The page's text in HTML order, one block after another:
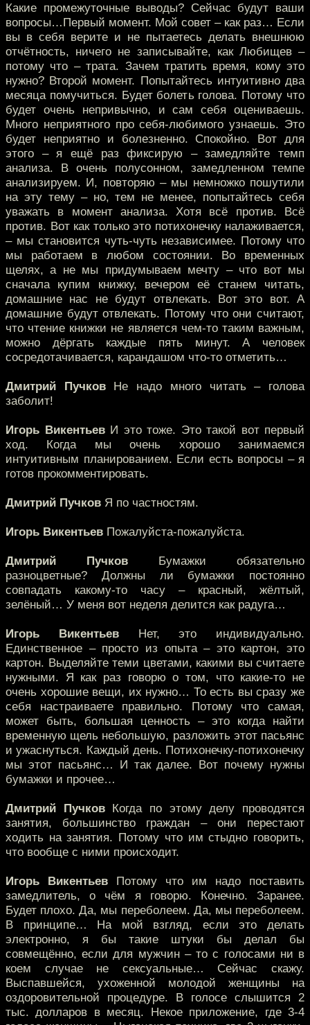
Какие промежуточные выводы? Сейчас будут ваши
вопросы…Первый момент. Мой совет – как раз… Если
вы в себя верите и не пытаетесь делать внешнюю
отчётность, ничего не записывайте, как Любищев –
потому что – трата. Зачем тратить время, кому это
нужно? Второй момент. Попытайтесь интуитивно два
месяца помучиться. Будет болеть голова. Потому что
будет очень непривычно, и сам себя оцениваешь.
Много неприятного про себя-любимого узнаешь. Это
будет неприятно и болезненно. Спокойно. Вот для
этого – я ещё раз фиксирую – замедляйте темп
анализа. В очень полусонном, замедленном темпе
анализируем. И, повторяю – мы немножко пошутили
на эту тему – но, тем не менее, попытайтесь себя
уважать в момент анализа. Хотя всё против. Всё
против. Вот как только это потихонечку налаживается,
– мы становится чуть-чуть независимее. Потому что
мы работаем в любом состоянии. Во временных
щелях, а не мы придумываем мечту – что вот мы
сначала купим книжку, вечером её станем читать,
домашние нас не будут отвлекать. Вот это вот. А
домашние будут отвлекать. Потому что они считают,
что чтение книжки не является чем-то таким важным,
можно дёргать каждые пять минут. А человек
сосредотачивается, карандашом что-то отметить…
Дмитрий ПучковНе надо много читать – голова
заболит!
Игорь ВикентьевИ это тоже. Это такой вот первый
ход. Когда мы очень хорошо занимаемся
интуитивным планированием. Если есть вопросы – я
готов прокомментировать.
Дмитрий Пучков Я по частностям.
Игорь Викентьев Пожалуйста-пожалуйста.
Дмитрий Пучков Бумажки обязательно
разноцветные? Должны ли бумажки постоянно
совпадать какому-то часу – красный, жёлтый,
зелёный… У меня вот неделя делится как радуга…
Игорь ВикентьевНет, это индивидуально.
Единственное – просто из опыта – это картон, это
картон. Выделяйте теми цветами, какими вы считаете
нужными. Я как раз говорю о том, что какие-то не
очень хорошие вещи, их нужно… То есть вы сразу же
себя настраиваете правильно. Потому что самая,
может быть, большая ценность – это когда найти
временную щель небольшую, разложить этот пасьянс
и ужаснуться. Каждый день. Потихонечку-потихонечку
мы этот пасьянс… И так далее. Вот почему нужны
бумажки и прочее…
Дмитрий ПучковКогда по этому делу проводятся
занятия, большинство граждан – они перестают
ходить на занятия. Потому что им стыдно говорить,
что вообще с ними происходит.
Игорь Викентьев Потому что им надо поставить
замедлитель, о чём я говорю. Конечно. Заранее.
Будет плохо. Да, мы переболеем. Да, мы переболеем.
В принципе… На мой взгляд, если это делать
электронно, я бы такие штуки бы делал бы
совмещённо, если для мужчин – то с голосами ни в
коем случае не сексуальные… Сейчас скажу.
Выспавшейся, ухоженной молодой женщины на
оздоровительной процедуре. В голосе слышится 2
тыс. долларов в месяц. Некое приложение, где 3-4